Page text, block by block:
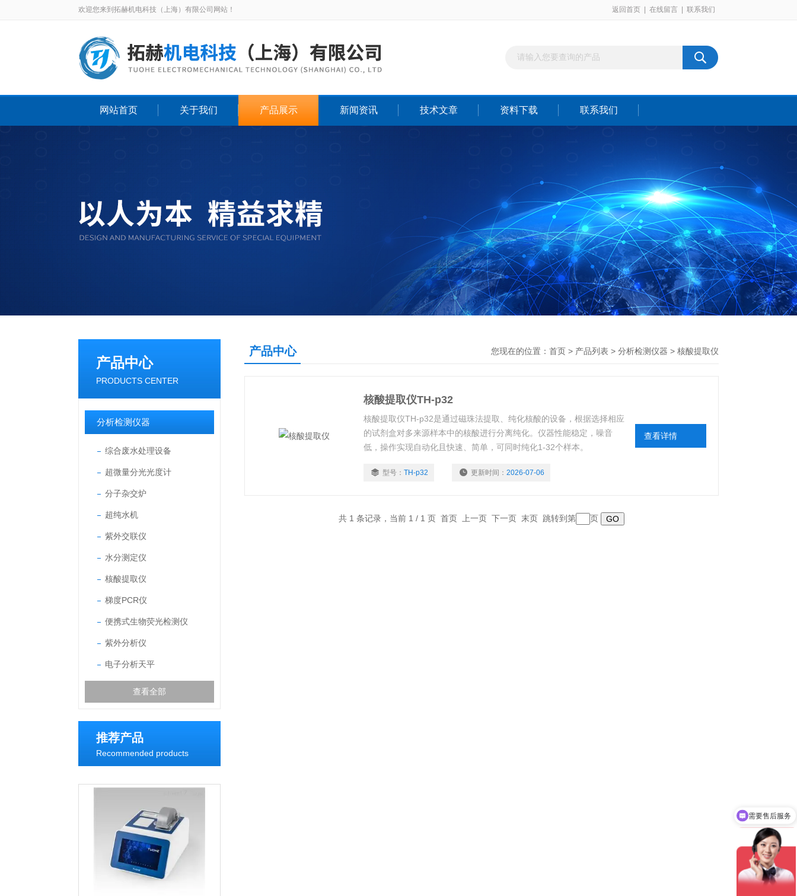
欢迎您来到拓赫机电科技（上海）有限公司网站！ 返回首页 在线留言 联系我们
网站首页 关于我们 产品展示 新闻资讯 技术文章 资料下载 联系我们
产品中心
PRODUCTS CENTER
分析检测仪器
综合废水处理设备
超微量分光光度计
分子杂交炉
超纯水机
紫外交联仪
水分测定仪
核酸提取仪
梯度PCR仪
便携式生物荧光检测仪
紫外分析仪
电子分析天平
查看全部
推荐产品
Recommended products
产品中心 您现在的位置： 首页 > 产品列表 > 分析检测仪器 > 核酸提取仪
核酸提取仪TH-p32
核酸提取仪TH-p32是通过磁珠法提取、纯化核酸的设备，根据选择相应
的试剂盒对多来源样本中的核酸进行分离纯化。仪器性能稳定，噪音
低，操作实现自动化且快速、简单，可同时纯化1-32个样本。
型号： TH-p32 更新时间： 2026-07-06
查看详情
共 1 条记录，当前 1 / 1 页 首页 上一页 下一页 末页 跳转到第 页
需要售后服务